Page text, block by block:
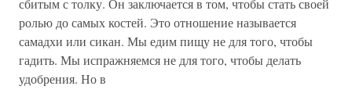
сбитым с толку. Он заключается в том, чтобы стать своей
ролью до самых костей. Это отношение называется
самадхи или сикан. Мы едим пищу не для того, чтобы
гадить. Мы испражняемся не для того, чтобы делать
удобрения. Но в